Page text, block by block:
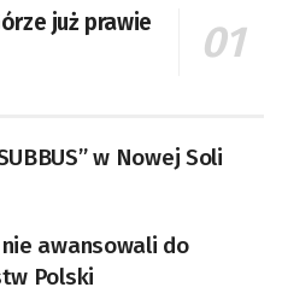
już prawie
w Nowej Soli
awansowali do
Polski